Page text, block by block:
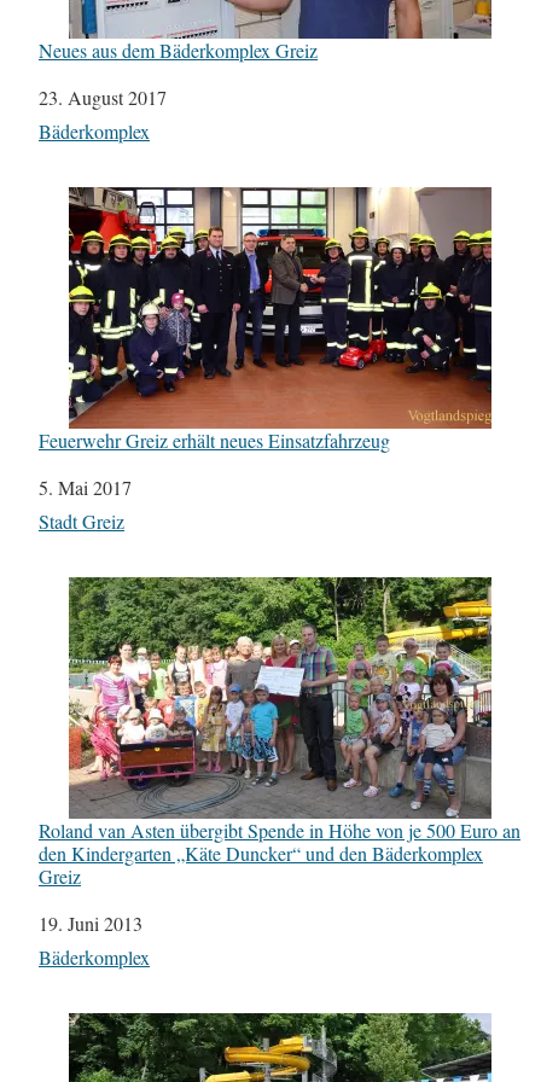
Neues aus dem Bäderkomplex Greiz
Datum
23. August 2017
In Bezug auf
Bäderkomplex
Feuerwehr Greiz erhält neues Einsatzfahrzeug
Datum
5. Mai 2017
In Bezug auf
Stadt Greiz
Roland van Asten übergibt Spende in Höhe von je 500 Euro an
den Kindergarten „Käte Duncker“ und den Bäderkomplex
Greiz
Datum
19. Juni 2013
In Bezug auf
Bäderkomplex